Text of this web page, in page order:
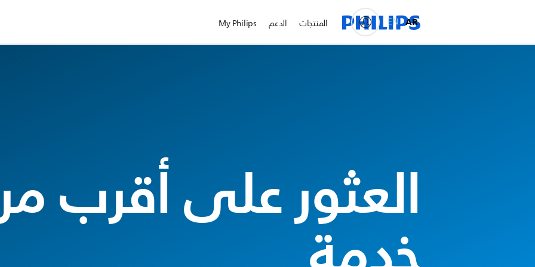
المنتجات الدعم My Philips AR
EN
العثور على أقرب